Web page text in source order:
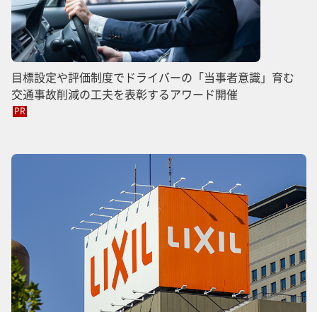
目標設定や評価制度でドライバーの「当事者意識」育む
交通事故削減の工夫を表彰するアワード開催
PR